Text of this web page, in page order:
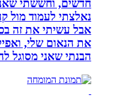
חדשים, וחששתי שאני לא
נאלצתי לעמוד מול קהל
אבל עשיתי את זה בכל
את הנאום שלי, ואפילו
הבנתי שאני מסוגל